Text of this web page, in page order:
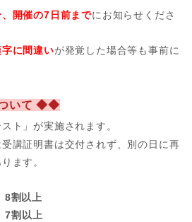
開催の7日前までにお知らせくださ
に間違いが発覚した場合等も事前に
いて ◆◆
ト」が実施されます。
講証明書は交付されず、別の日に再
ます。
8割以上
7割以上